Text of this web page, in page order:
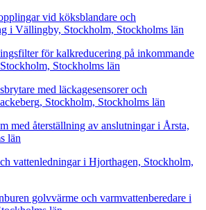
vid köksblandare och
i Vällingby, Stockholm, Stockholms län
för kalkreducering på inkommande
Stockholms län
med läckagesensorer och
Stockholm, Stockholms län
med återställning av anslutningar i Årsta,
län
vattenledningar i Hjorthagen, Stockholm,
golvvärme och varmvattenberedare i